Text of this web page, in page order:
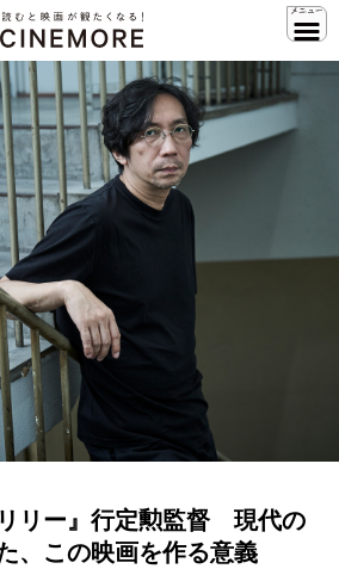
リリー』行定勲監督 現代の
、この映画を作る意義